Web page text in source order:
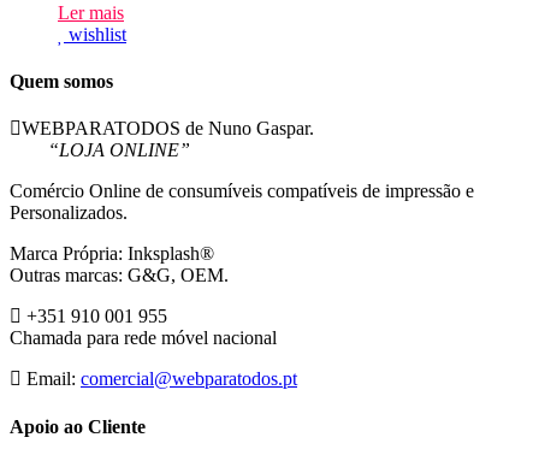
Ler mais
wishlist
Quem somos
WEBPARATODOS de Nuno Gaspar.
“LOJA ONLINE”
Comércio Online de consumíveis compatíveis de impressão e
Personalizados.
Marca Própria: Inksplash®
Outras marcas: G&G, OEM.
+351 910 001 955
Chamada para rede móvel nacional
Email: comercial@webparatodos.pt
Apoio ao Cliente